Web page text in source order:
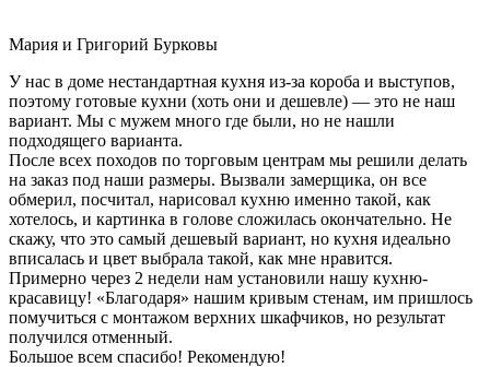
Мария и Григорий Бурковы
У нас в доме нестандартная кухня из-за короба и выступов,
поэтому готовые кухни (хоть они и дешевле) — это не наш
вариант. Мы с мужем много где были, но не нашли
подходящего варианта.
После всех походов по торговым центрам мы решили делать
на заказ под наши размеры. Вызвали замерщика, он все
обмерил, посчитал, нарисовал кухню именно такой, как
хотелось, и картинка в голове сложилась окончательно. Не
скажу, что это самый дешевый вариант, но кухня идеально
вписалась и цвет выбрала такой, как мне нравится.
Примерно через 2 недели нам установили нашу кухню-
красавицу! «Благодаря» нашим кривым стенам, им пришлось
помучиться с монтажом верхних шкафчиков, но результат
получился отменный.
Большое всем спасибо! Рекомендую!